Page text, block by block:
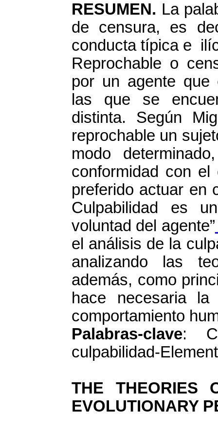
RESUMEN. La
de censura, es
conducta típica e
Reprochable o
por un agente que
las que se
distinta. Según
reprochable un
modo
conformidad con
preferido actuar en
Culpabilidad es
voluntad del agente”
el análisis de la
analizando las
además, como
hace necesaria
comportamiento
Palabras-clave:
culpabilidad-
THE THEORIES
EVOLUTIONARY